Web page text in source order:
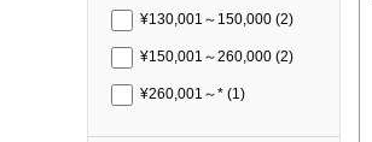
¥130,001～150,000 (2)
¥150,001～260,000 (2)
¥260,001～* (1)